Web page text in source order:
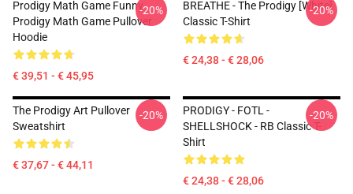
Prodigy Math Game Funny
Prodigy Math Game Pullover
Hoodie
€ 39,51 - € 45,95
-20%
BREATHE - The Prodigy [White]
Classic T-Shirt
€ 24,38 - € 28,06
-20%
The Prodigy Art Pullover
Sweatshirt
€ 37,67 - € 44,11
-20%
PRODIGY - FOTL -
SHELLSHOCK - RB Classic T-
Shirt
€ 24,38 - € 28,06
-20%